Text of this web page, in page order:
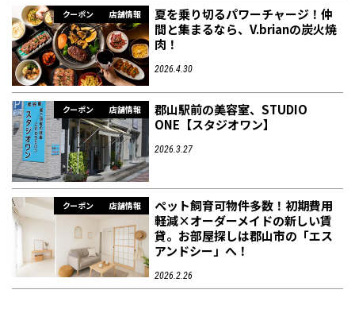
クーポン 店舗情報
夏を乗り切るパワーチャージ！仲
間と集まるなら、V.brianの炭火焼
肉！
2026.4.30
クーポン 店舗情報
郡山駅前の美容室、STUDIO
ONE【スタジオワン】
2026.3.27
クーポン 店舗情報
ペット飼育可物件多数！初期費用
軽減×オーダーメイドの新しい賃
貸。お部屋探しは郡山市の「エス
アンドシー」へ！
2026.2.26